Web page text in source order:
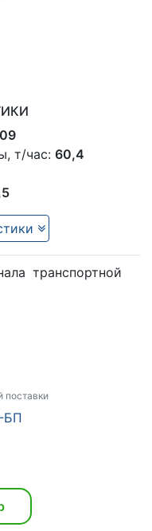
т/час: 60,4
транспортной
поставки
БП